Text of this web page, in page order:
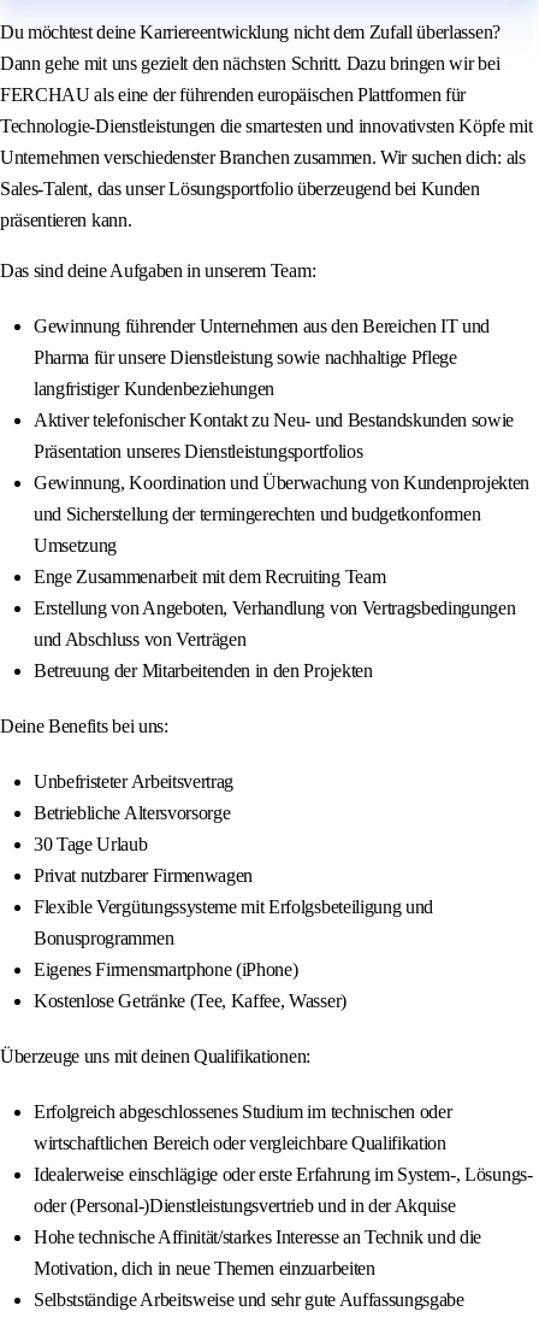
Du möchtest deine Karriereentwicklung nicht dem Zufall überlassen?
Dann gehe mit uns gezielt den nächsten Schritt. Dazu bringen wir bei
FERCHAU als eine der führenden europäischen Plattformen für
Technologie-Dienstleistungen die smartesten und innovativsten Köpfe mit
Unternehmen verschiedenster Branchen zusammen. Wir suchen dich: als
Sales-Talent, das unser Lösungsportfolio überzeugend bei Kunden
präsentieren kann.
Das sind deine Aufgaben in unserem Team:
Gewinnung führender Unternehmen aus den Bereichen IT und
Pharma für unsere Dienstleistung sowie nachhaltige Pflege
langfristiger Kundenbeziehungen
Aktiver telefonischer Kontakt zu Neu- und Bestandskunden sowie
Präsentation unseres Dienstleistungsportfolios
Gewinnung, Koordination und Überwachung von Kundenprojekten
und Sicherstellung der termingerechten und budgetkonformen
Umsetzung
Enge Zusammenarbeit mit dem Recruiting Team
Erstellung von Angeboten, Verhandlung von Vertragsbedingungen
und Abschluss von Verträgen
Betreuung der Mitarbeitenden in den Projekten
Deine Benefits bei uns:
Unbefristeter Arbeitsvertrag
Betriebliche Altersvorsorge
30 Tage Urlaub
Privat nutzbarer Firmenwagen
Flexible Vergütungssysteme mit Erfolgsbeteiligung und
Bonusprogrammen
Eigenes Firmensmartphone (iPhone)
Kostenlose Getränke (Tee, Kaffee, Wasser)
Überzeuge uns mit deinen Qualifikationen:
Erfolgreich abgeschlossenes Studium im technischen oder
wirtschaftlichen Bereich oder vergleichbare Qualifikation
Idealerweise einschlägige oder erste Erfahrung im System-, Lösungs-
oder (Personal-)Dienstleistungsvertrieb und in der Akquise
Hohe technische Affinität/starkes Interesse an Technik und die
Motivation, dich in neue Themen einzuarbeiten
Selbstständige Arbeitsweise und sehr gute Auffassungsgabe